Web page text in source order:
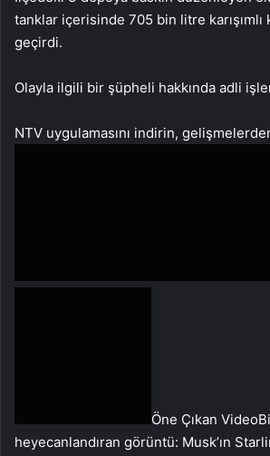
tanklar içerisinde 705 bin litre karışımlı
geçirdi.
Olayla ilgili bir şüpheli hakkında adli
NTV uygulamasını indirin,
Öne Çıkan
heyecanlandıran görüntü: Musk’ın